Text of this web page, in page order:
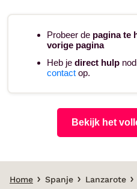
Probeer de pagina te
vorige pagina
Heb je direct hulp
contact op.
Bekijk het
Home Spanje Lanzarote